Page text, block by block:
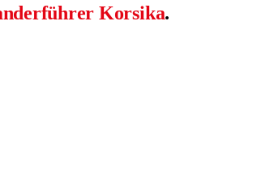
Korsika.